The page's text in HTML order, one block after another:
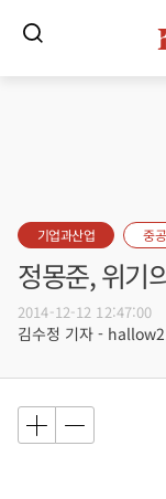
기업과산업 중
정몽준, 위기
2014-12-12 12:47:00
김수정 기자 -